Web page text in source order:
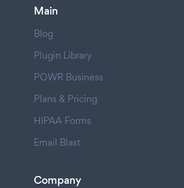
Main
Blog
Plugin Library
POWR Business
Plans & Pricing
HIPAA Forms
Email Blast
Company